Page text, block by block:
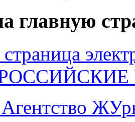
главную